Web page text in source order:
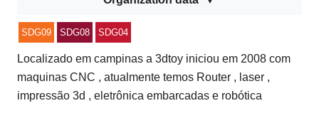
SDG09 SDG08 SDG04
Localizado em campinas a 3dtoy iniciou em 2008 com
maquinas CNC , atualmente temos Router , laser ,
impressão 3d , eletrônica embarcadas e robótica